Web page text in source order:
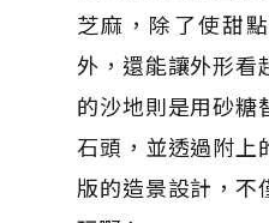
芝麻，除了使甜
外，還能讓外形看
的沙地則是用砂糖
石頭，並透過附上
版的造景設計，不